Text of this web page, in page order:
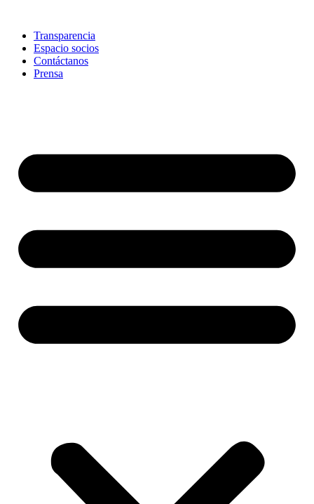
contentTransparencia
Espacio socios
Contáctanos
Prensa